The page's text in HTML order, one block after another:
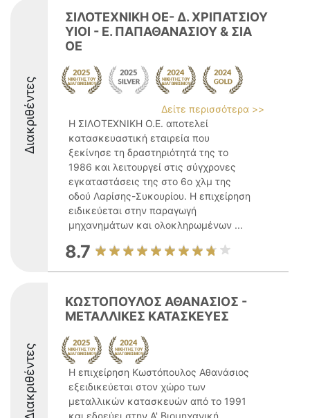
Διακριθέντες
ΣΙΛΟΤΕΧΝΙΚΗ ΟΕ- Δ. ΧΡΙΠΑΤΣΙΟΥ
ΥΙΟΙ - Ε. ΠΑΠΑΘΑΝΑΣΙΟΥ & ΣΙΑ
ΟΕ
Δείτε περισσότερα >>
Η ΣΙΛΟΤΕΧΝΙΚΗ Ο.Ε. αποτελεί
κατασκευαστική εταιρεία που
ξεκίνησε τη δραστηριότητά της το
1986 και λειτουργεί στις σύγχρονες
εγκαταστάσεις της στο 6ο χλμ της
οδού Λαρίσης-Συκουρίου. Η επιχείρηση
ειδικεύεται στην παραγωγή
μηχανημάτων και ολοκληρωμένων ...
8.7
Διακριθέντες
ΚΩΣΤΟΠΟΥΛΟΣ ΑΘΑΝΑΣΙΟΣ -
ΜΕΤΑΛΛΙΚΕΣ ΚΑΤΑΣΚΕΥΕΣ
Η επιχείρηση Κωστόπουλος Αθανάσιος
εξειδικεύεται στον χώρο των
μεταλλικών κατασκευών από το 1991
και εδρεύει στην Α' Βιομηχανική